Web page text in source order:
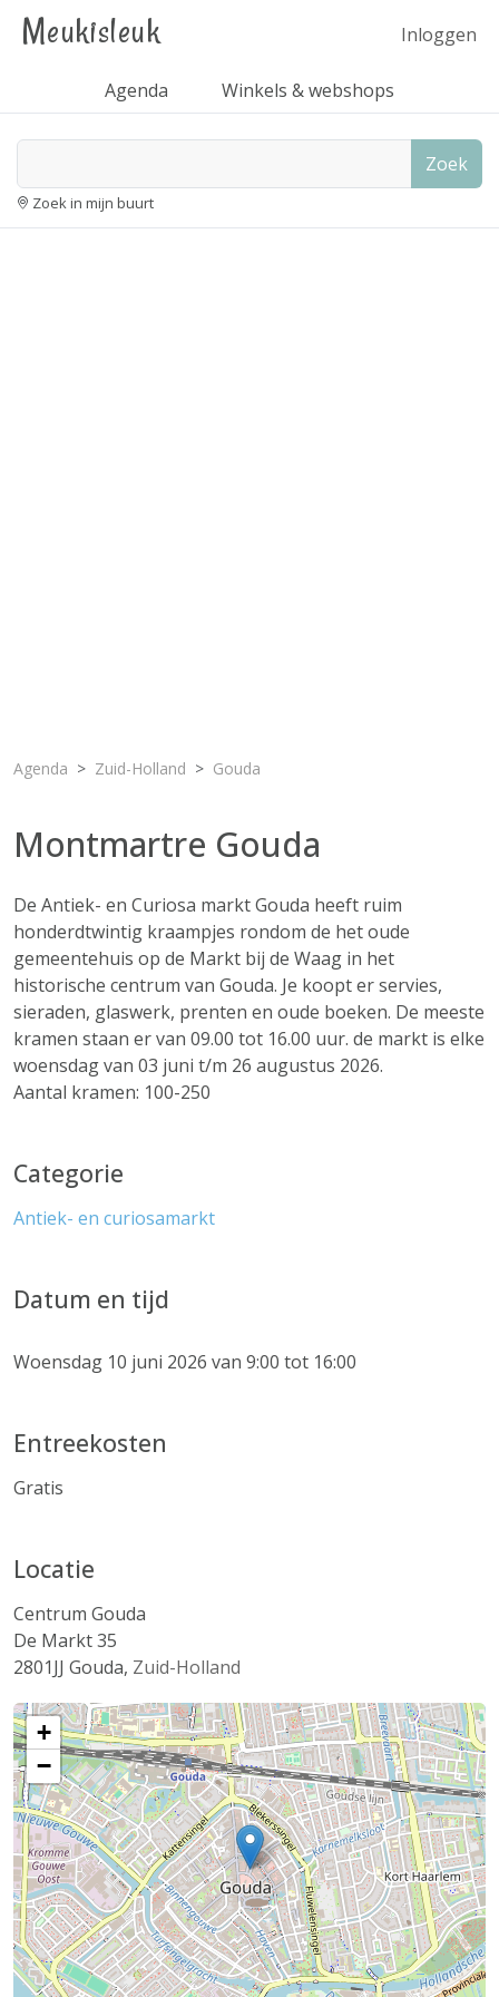
Meukisleuk Inloggen
Agenda Winkels & webshops
Zoek
Zoek in mijn buurt
Agenda Zuid-Holland Gouda
Montmartre Gouda
De Antiek- en Curiosa markt Gouda heeft ruim
honderdtwintig kraampjes rondom de het oude
gemeentehuis op de Markt bij de Waag in het
historische centrum van Gouda. Je koopt er servies,
sieraden, glaswerk, prenten en oude boeken. De meeste
kramen staan er van 09.00 tot 16.00 uur. de markt is elke
woensdag van 03 juni t/m 26 augustus 2026.
Aantal kramen: 100-250
Categorie
Antiek- en curiosamarkt
Datum en tijd
Woensdag 10 juni 2026 van 9:00 tot 16:00
Entreekosten
Gratis
Locatie
Centrum Gouda
De Markt 35
2801JJ Gouda, Zuid-Holland
+
−